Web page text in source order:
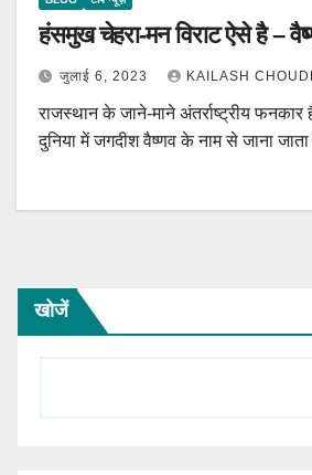
हंसमुख चेहरा-मन विराट ऐसे है –
जुलाई 6, 2023 KAILASH
राजस्थान के जाने-माने अंतर्राष्ट्रीय फनकार
दुनिया में जगदीश वैष्णव के नाम से जाना
खोजें